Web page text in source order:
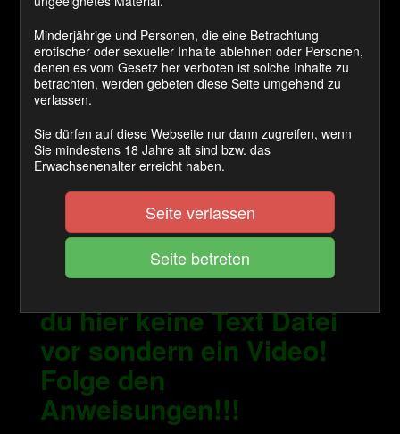
Ich werde ihm mit diesen
Aufgaben mehr
Aufmerksamkeit schenken als
dir lieb ist.
Die Vorrausetzung jeder
Aufgabe ist das du bevor du
sie an gehst erst ein mal brav
verschlossen bist , nicht das
du es dir dann doch noch
anders überlegen willst!
Anders als sonst findest
du hier keine Text Datei
vor sondern ein Video!
Folge den
Anweisungen!!!
Minderjährige und Personen, die eine Betrachtung
erotischer oder sexueller Inhalte ablehnen oder Personen,
denen es vom Gesetz her verboten ist solche Inhalte zu
betrachten, werden gebeten diese Seite umgehend zu
verlassen.
Sie dürfen auf diese Webseite nur dann zugreifen, wenn
Sie mindestens 18 Jahre alt sind bzw. das
Erwachsenenalter erreicht haben.
Seite verlassen